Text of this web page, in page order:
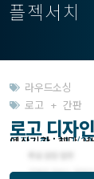
플젝서치
라우드소싱
로고 + 간판
로고 디자
모집기한 : 111/22
예상기간 : 해당